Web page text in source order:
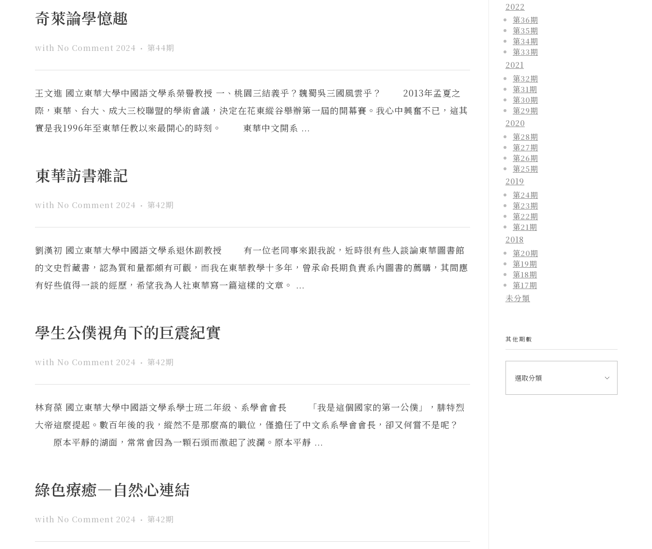
奇萊論學憶趣
with No Comment 2024 第44期
王文進 國立東華大學中國語文學系榮譽教授 一、桃園三結義乎？魏蜀吳三國風雲乎？ 2013年孟夏之
際，東華、台大、成大三校聯盟的學術會議，決定在花東縱谷舉辦第一屆的開幕賽。我心中興奮不已，這其
實是我1996年至東華任教以來最開心的時刻。 東華中文開系 ...
東華訪書雜記
with No Comment 2024 第42期
劉漢初 國立東華大學中國語文學系退休副教授 有一位老同事來跟我說，近時很有些人談論東華圖書館
的文史哲藏書，認為質和量都頗有可觀，而我在東華教學十多年，曾承命長期負責系內圖書的薦購，其間應
有好些值得一談的經歷，希望我為人社東華寫一篇這樣的文章。 ...
學生公僕視角下的巨震紀實
with No Comment 2024 第42期
林育葆 國立東華大學中國語文學系學士班二年級、系學會會長 「我是這個國家的第一公僕」，腓特烈
大帝這麼提起。數百年後的我，縱然不是那麼高的職位，僅擔任了中文系系學會會長，卻又何嘗不是呢？
原本平靜的湖面，常常會因為一顆石頭而激起了波瀾。原本平靜 ...
綠色療癒—自然心連結
with No Comment 2024 第42期
2022
第36期
第35期
第34期
第33期
2021
第32期
第31期
第30期
第29期
2020
第28期
第27期
第26期
第25期
2019
第24期
第23期
第22期
第21期
2018
第20期
第19期
第18期
第17期
未分類
其他期數